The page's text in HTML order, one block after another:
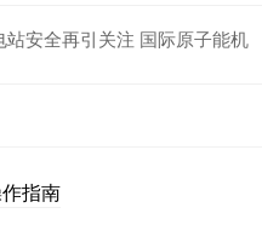
安全再引关注 国际原子能机
指南